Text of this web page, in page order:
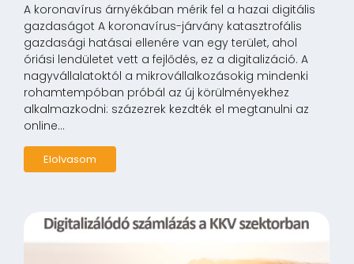
A koronavírus árnyékában mérik fel a hazai digitális
gazdaságot A koronavírus-járvány katasztrofális
gazdasági hatásai ellenére van egy terület, ahol
óriási lendületet vett a fejlődés, ez a digitalizáció. A
nagyvállalatoktól a mikrovállalkozásokig mindenki
rohamtempóban próbál az új körülményekhez
alkalmazkodni: százezrek kezdték el megtanulni az
online...
Elolvasom